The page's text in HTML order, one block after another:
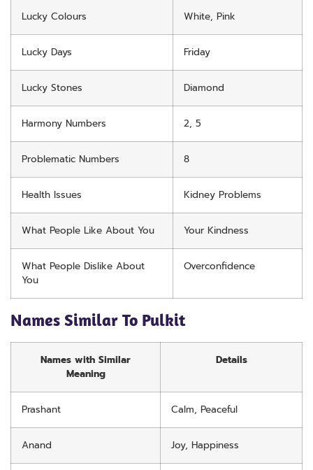
Lucky Colours White, Pink
Lucky Days Friday
Lucky Stones Diamond
Harmony Numbers 2, 5
Problematic Numbers 8
Health Issues Kidney Problems
What People Like About You Your Kindness
What People Dislike About
You
Overconfidence
Names Similar To Pulkit
Names with Similar
Meaning
Details
Prashant Calm, Peaceful
Anand Joy, Happiness